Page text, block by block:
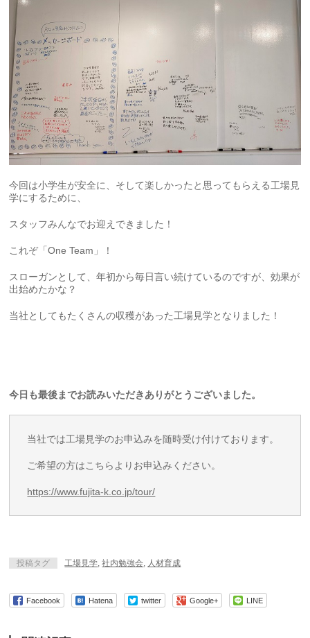
今回は小学生が安全に、そして楽しかったと思ってもらえる工場見
学にするために、
スタッフみんなでお迎えできました！
これぞ「One Team」！
スローガンとして、年初から毎日言い続けているのですが、効果が
出始めたかな？
当社としてもたくさんの収穫があった工場見学となりました！
今日も最後までお読みいただきありがとうございました。
当社では工場見学のお申込みを随時受け付けております。
ご希望の方はこちらよりお申込みください。
https://www.fujita-k.co.jp/tour/
投稿タグ 工場見学,社内勉強会, 人材育成
Facebook Hatena twitter Google+ LINE